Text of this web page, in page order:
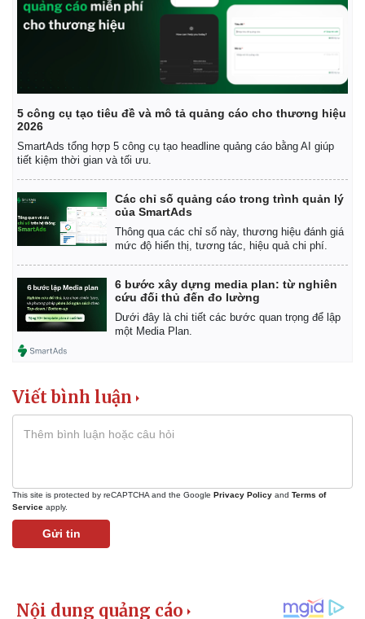
5 công cụ tạo tiêu đề và mô tả quảng cáo cho thương hiệu
2026
SmartAds tổng hợp 5 công cụ tạo headline quảng cáo bằng AI giúp
tiết kiệm thời gian và tối ưu.
Các chỉ số quảng cáo trong trình quản lý
của SmartAds
Thông qua các chỉ số này, thương hiệu đánh giá
mức độ hiển thị, tương tác, hiệu quả chi phí.
6 bước xây dựng media plan: từ nghiên
cứu đối thủ đến đo lường
Dưới đây là chi tiết các bước quan trọng để lập
một Media Plan.
Viết bình luận
This site is protected by reCAPTCHA and the Google Privacy Policy and Terms of
Service apply.
Gửi tin